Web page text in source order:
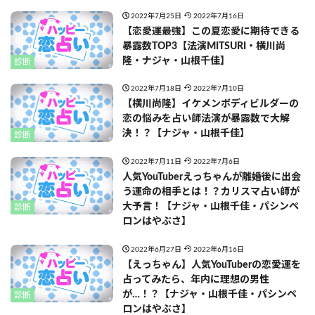
診断
2022年7月25日 2022年7月16日
【恋愛運最強】この夏恋愛に期待できる
暴露数TOP3【法演MITSURI・横川尚
隆・ナジャ・山根千佳】
診断
2022年7月18日 2022年7月10日
【横川尚隆】イケメンボディビルダーの
恋の悩みを占い師法演が暴露数で大解
決！？【ナジャ・山根千佳】
診断
2022年7月11日 2022年7月6日
人気YouTuberえっちゃんが離婚後に出会
う運命の相手とは！？カリスマ占い師が
大予言！【ナジャ・山根千佳・パシンペ
ロンはやぶさ】
診断
2022年6月27日 2022年6月16日
【えっちゃん】人気YouTuberの恋愛運を
占ってみたら、年内に理想の男性
が…！？【ナジャ・山根千佳・パシンペ
ロンはやぶさ】